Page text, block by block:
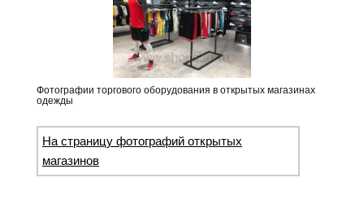
Фотографии торгового оборудования в открытых магазинах
одежды
На страницу фотографий открытых
магазинов